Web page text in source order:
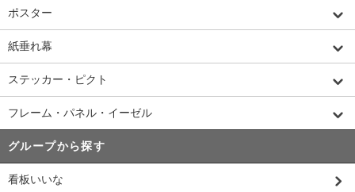
ポスター
紙垂れ幕
ステッカー・ピクト
フレーム・パネル・イーゼル
グループから探す
看板いいな